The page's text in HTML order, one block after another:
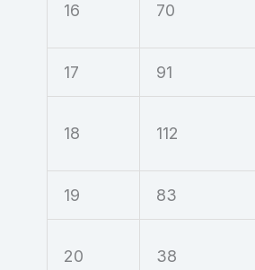
16 70
17 91
18 112
19 83
20 38